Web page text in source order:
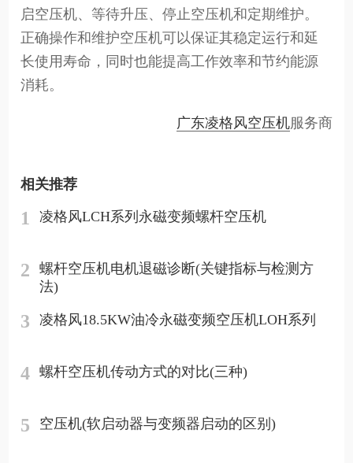
启空压机、等待升压、停止空压机和定期维护。
正确操作和维护空压机可以保证其稳定运行和延
长使用寿命，同时也能提高工作效率和节约能源
消耗。
广东凌格风空压机服务商
相关推荐
1 凌格风LCH系列永磁变频螺杆空压机
2
螺杆空压机电机退磁诊断(关键指标与检测方
法)
3 凌格风18.5KW油冷永磁变频空压机LOH系列
4 螺杆空压机传动方式的对比(三种)
5 空压机(软启动器与变频器启动的区别)